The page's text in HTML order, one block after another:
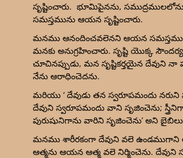
సృష్టించారు. భూమిపైనను,
సమస్తమును ఆయన సృష్టించారు.
మనము ఆనందించవలెనని ఆయన
మనకు అనుగ్రహించారు. సృష్టి యొక్క
చూచినప్పుడు, మన సృష్టికర్తయైన దేవుని
నేను ఆరాధించెదను.
మరియు ‘ దేవుడు తన స్వరూపమందు నరుని
దేవుని స్వరూపమందు వాని సృజించెను;
పురుషునిగాను వారిని సృజించెను’ అని
మనము శారీరకంగా దేవుని వలె
ఆత్మను ఆయన ఆత్మ వలె నిర్మించెను. దేవుని